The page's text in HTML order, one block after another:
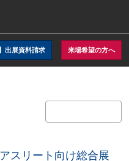
出展資料請求 来場希望の方へ
スリート向け総合展